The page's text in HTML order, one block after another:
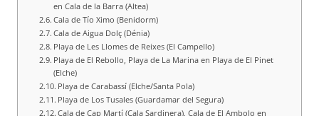
en Cala de la Barra (Altea)
Cala de Tío Ximo (Benidorm)
Cala de Aigua Dolç (Dénia)
Playa de Les Llomes de Reixes (El Campello)
Playa de El Rebollo, Playa de La Marina en Playa de El Pinet
(Elche)
Playa de Carabassí (Elche/Santa Pola)
Playa de Los Tusales (Guardamar del Segura)
Cala de Cap Martí (Cala Sardinera), Cala de El Ambolo en